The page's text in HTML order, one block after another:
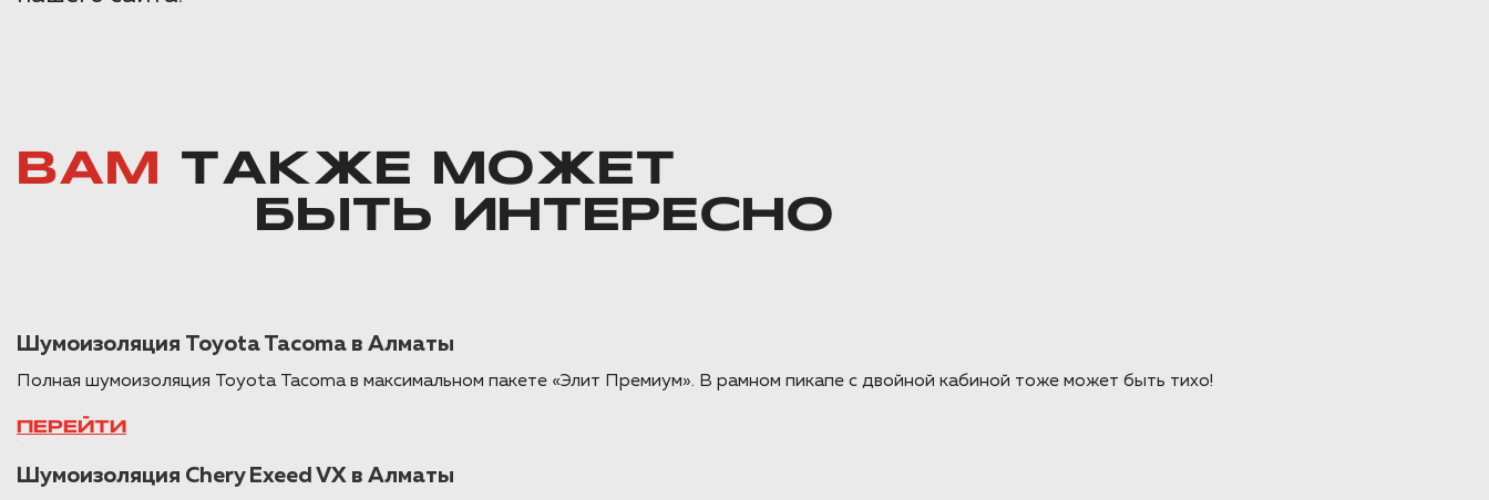
ВАМ
ТАКЖЕ МОЖЕТ
БЫТЬ ИНТЕРЕСНО
Шумоизоляция Toyota Tacoma в Алматы
Полная шумоизоляция Toyota Tacoma в максимальном пакете «Элит Премиум». В рамном пикапе с двойной кабиной тоже может быть тихо!
ПЕРЕЙТИ
Шумоизоляция Chery Exeed VX в Алматы